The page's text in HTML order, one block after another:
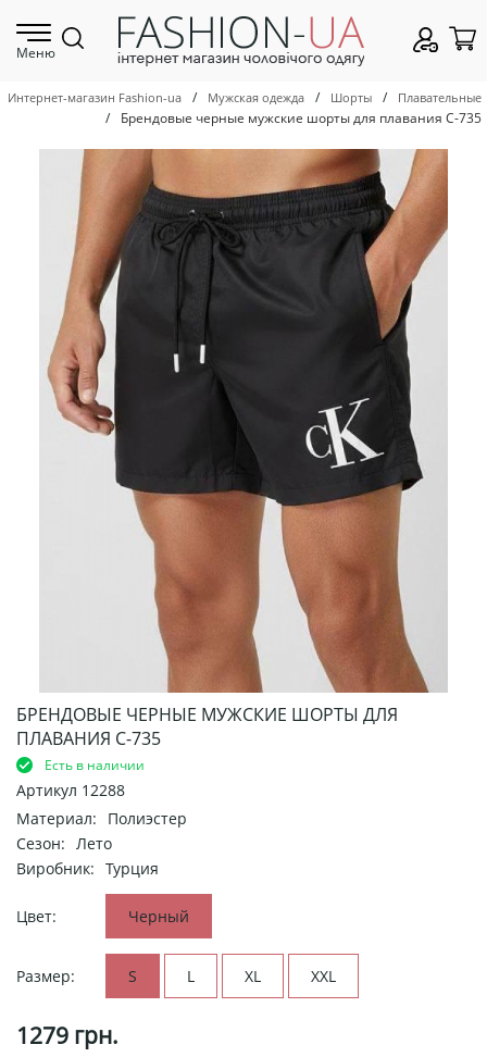
Меню
Интернет-магазин Fashion-ua / Мужская одежда / Шорты / Плавательные
/ Брендовые черные мужские шорты для плавания С-735
БРЕНДОВЫЕ ЧЕРНЫЕ МУЖСКИЕ ШОРТЫ ДЛЯ
ПЛАВАНИЯ С-735
Есть в наличии
Артикул 12288
Материал:
Полиэстер
Сезон:
Лето
Виробник: Турция
Цвет: Черный
Размер: S L XL XXL
1279 грн.